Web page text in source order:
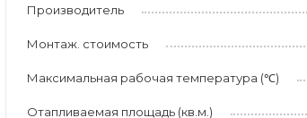
Производитель
Монтаж. стоимость
Максимальная рабочая температура (℃)
Отапливаемая площадь (кв.м.)